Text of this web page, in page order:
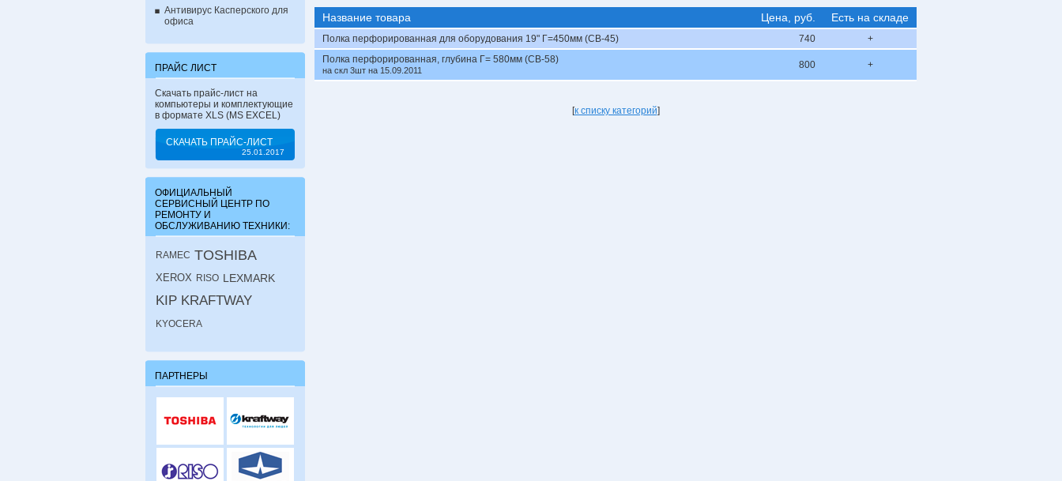
Название товара Цена, руб. Есть на складе
Полка перфорированная для оборудования 19" Г=450мм (СВ-45) 740
+
Полка перфорированная, глубина Г= 580мм (СВ-58)
на скл 3шт на 15.09.2011 800 +
[к списку категорий]
Антивирус Касперского для
офиса
ПРАЙС ЛИСТ
Скачать прайс-лист на
компьютеры и комплектующие
в формате XLS (MS EXCEL)
СКАЧАТЬ ПРАЙС-ЛИСТ
25.01.2017
ОФИЦИАЛЬНЫЙ
СЕРВИСНЫЙ ЦЕНТР ПО
РЕМОНТУ И
ОБСЛУЖИВАНИЮ ТЕХНИКИ:
RAMEC TOSHIBA
XEROX RISO LEXMARK
KIP KRAFTWAY
KYOCERA
ПАРТНЕРЫ